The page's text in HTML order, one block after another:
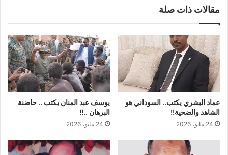
مقالات ذات صلة
عماد البشري يكتب.. السوداني هو
الشاهد والضحية!!
24 مايو، 2026
يوسف عبد المنان يكتب .. حاضنة
البرهان ..!!
24 مايو، 2026